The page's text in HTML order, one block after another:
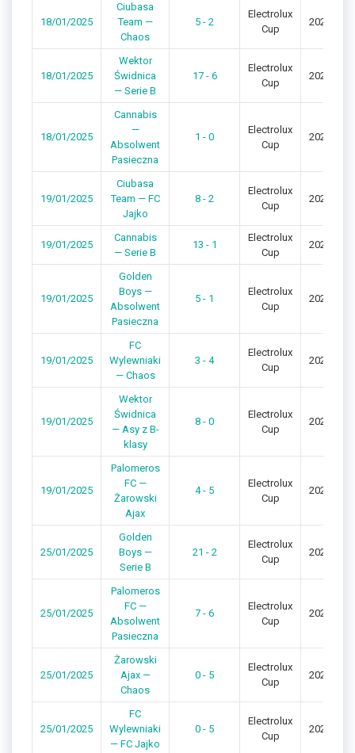
18/01/2025
Ciubasa
Team —
Chaos
5 - 2
Electrolux
Cup
2024/
18/01/2025
Wektor
Świdnica
— Serie B
17 - 6
Electrolux
Cup
2024/
18/01/2025
Cannabis
—
Absolwent
Pasieczna
1 - 0
Electrolux
Cup
2024/
19/01/2025
Ciubasa
Team — FC
Jajko
8 - 2
Electrolux
Cup
2024/
19/01/2025
Cannabis
— Serie B
13 - 1
Electrolux
Cup
2024/
19/01/2025
Golden
Boys —
Absolwent
Pasieczna
5 - 1
Electrolux
Cup
2024/
19/01/2025
FC
Wylewniaki
— Chaos
3 - 4
Electrolux
Cup
2024/
19/01/2025
Wektor
Świdnica
— Asy z B-
klasy
8 - 0
Electrolux
Cup
2024/
19/01/2025
Palomeros
FC —
Żarowski
Ajax
4 - 5
Electrolux
Cup
2024/
25/01/2025
Golden
Boys —
Serie B
21 - 2
Electrolux
Cup
2024/
25/01/2025
Palomeros
FC —
Absolwent
Pasieczna
7 - 6
Electrolux
Cup
2024/
25/01/2025
Żarowski
Ajax —
Chaos
0 - 5
Electrolux
Cup
2024/
25/01/2025
FC
Wylewniaki
— FC Jajko
0 - 5
Electrolux
Cup
2024/